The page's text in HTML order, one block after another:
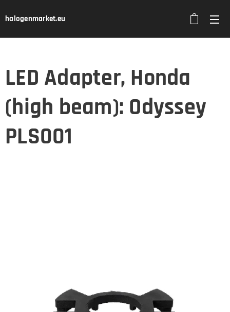
halogenmarket.eu
LED Adapter, Honda
(high beam): Odyssey
PLS001